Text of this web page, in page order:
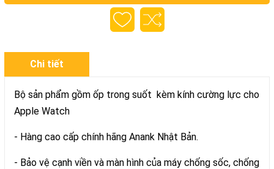
Chi tiết
Bộ sản phẩm gồm ốp trong suốt kèm kính cường lực cho
Apple Watch
- Hàng cao cấp chính hãng Anank Nhật Bản.
- Bảo vệ cạnh viền và màn hình của máy chống sốc, chống